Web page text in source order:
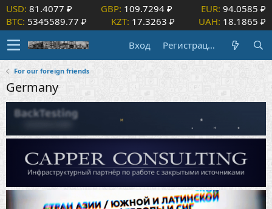
USD: 81.4077 ₽ GBP: 109.7294 ₽ EUR: 94.0585 ₽
BTC: 5345589.77 ₽ KZT: 17.3263 ₽ UAH: 18.1865 ₽
Вход
Регистрация
For our foreign friends
Germany